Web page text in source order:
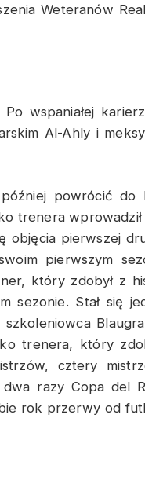
Weteranów
wspaniałej
Al-Ahly i
powrócić do
trenera
objęcia pierwszej
pierwszym
który zdobył z
sezonie. Stał się
trenera, który
cztery
razy Copa del
rok przerwy od